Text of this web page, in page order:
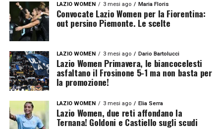
LAZIO WOMEN 3 mesi ago Maria Floris
Convocate Lazio Women per la Fiorentina:
out persino Piemonte. Le scelte
LAZIO WOMEN 3 mesi ago Dario Bartolucci
Lazio Women Primavera, le biancocelesti
asfaltano il Frosinone 5-1 ma non basta per
la promozione!
LAZIO WOMEN 3 mesi ago Elia Serra
Lazio Women, due reti affondano la
Ternana! Goldoni e Castiello sugli scudi